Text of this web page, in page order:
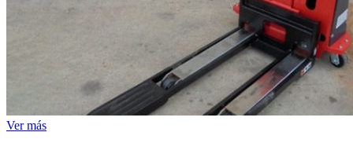
Ver más